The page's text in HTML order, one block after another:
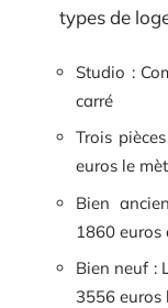
types de
Studio :
carré
Trois
euros le
Bien
1860 euros
Bien neuf :
3556 euros